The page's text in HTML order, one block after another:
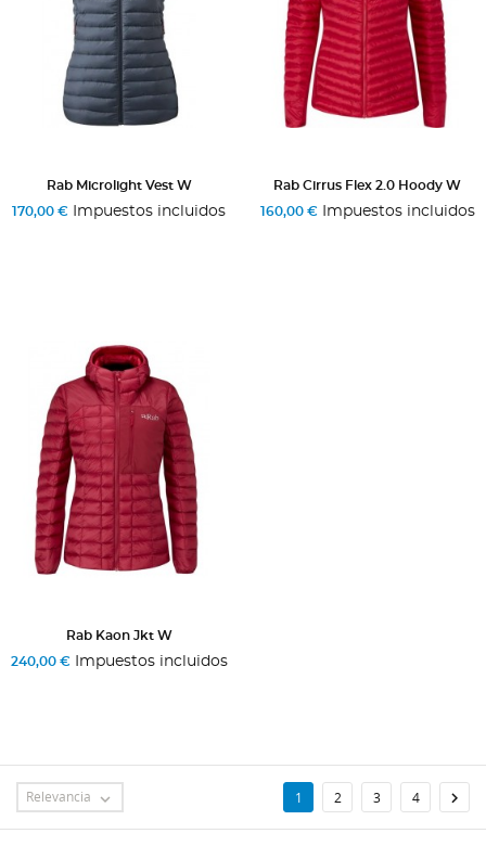
Rab Microlight Vest W
170,00 € Impuestos incluidos
Rab Cirrus Flex 2.0 Hoody W
160,00 €Impuestos incluidos
Rab Kaon Jkt W
240,00 €Impuestos incluidos
Relevancia  1 2 3 4 